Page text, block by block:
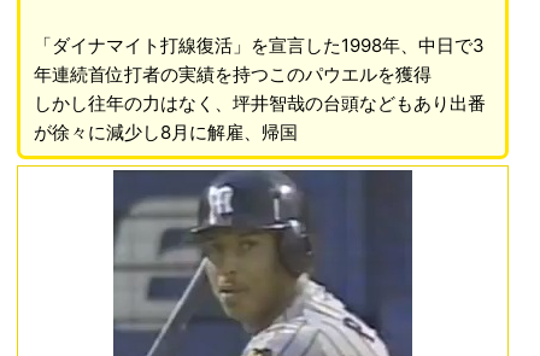
「ダイナマイト打線復活」を宣言した1998年、中日で3
年連続首位打者の実績を持つこのパウエルを獲得
しかし往年の力はなく、坪井智哉の台頭などもあり出番
が徐々に減少し8月に解雇、帰国